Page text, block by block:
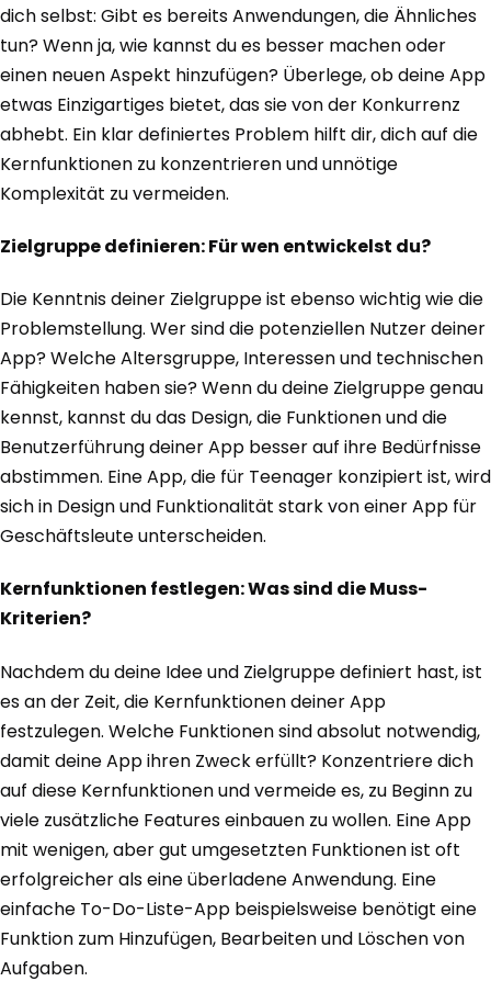
dich selbst: Gibt es bereits Anwendungen, die Ähnliches
tun? Wenn ja, wie kannst du es besser machen oder
einen neuen Aspekt hinzufügen? Überlege, ob deine App
etwas Einzigartiges bietet, das sie von der Konkurrenz
abhebt. Ein klar definiertes Problem hilft dir, dich auf die
Kernfunktionen zu konzentrieren und unnötige
Komplexität zu vermeiden.
Zielgruppe definieren: Für wen entwickelst du?
Die Kenntnis deiner Zielgruppe ist ebenso wichtig wie die
Problemstellung. Wer sind die potenziellen Nutzer deiner
App? Welche Altersgruppe, Interessen und technischen
Fähigkeiten haben sie? Wenn du deine Zielgruppe genau
kennst, kannst du das Design, die Funktionen und die
Benutzerführung deiner App besser auf ihre Bedürfnisse
abstimmen. Eine App, die für Teenager konzipiert ist, wird
sich in Design und Funktionalität stark von einer App für
Geschäftsleute unterscheiden.
Kernfunktionen festlegen: Was sind die Muss-
Kriterien?
Nachdem du deine Idee und Zielgruppe definiert hast, ist
es an der Zeit, die Kernfunktionen deiner App
festzulegen. Welche Funktionen sind absolut notwendig,
damit deine App ihren Zweck erfüllt? Konzentriere dich
auf diese Kernfunktionen und vermeide es, zu Beginn zu
viele zusätzliche Features einbauen zu wollen. Eine App
mit wenigen, aber gut umgesetzten Funktionen ist oft
erfolgreicher als eine überladene Anwendung. Eine
einfache To-Do-Liste-App beispielsweise benötigt eine
Funktion zum Hinzufügen, Bearbeiten und Löschen von
Aufgaben.